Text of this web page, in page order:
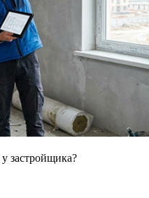
застройщика?